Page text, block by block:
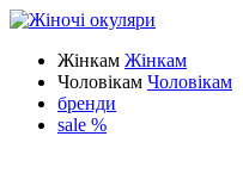
Жінкам Жінкам
Чоловікам Чоловікам
бренди
sale %